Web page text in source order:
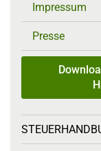
Impressum
Presse